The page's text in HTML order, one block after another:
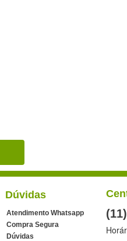
Dúvidas
Atendimento Whatsapp
Compra Segura
Dúvidas